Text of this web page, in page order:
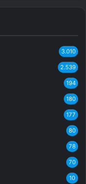
3.010
2.539
194
180
177
80
78
70
10